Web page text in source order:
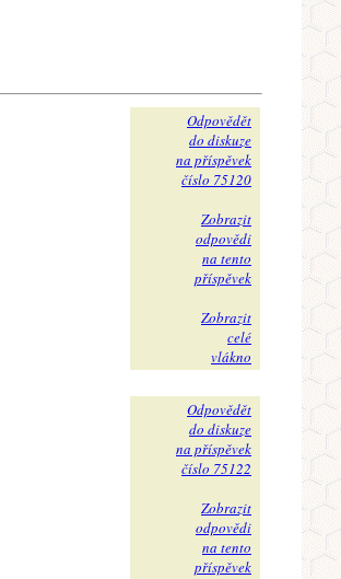
Odpovědět
do diskuze
na příspěvek
číslo 75120
Zobrazit
odpovědi
na tento
příspěvek
Zobrazit
celé
vlákno
Odpovědět
do diskuze
na příspěvek
číslo 75122
Zobrazit
odpovědi
na tento
příspěvek